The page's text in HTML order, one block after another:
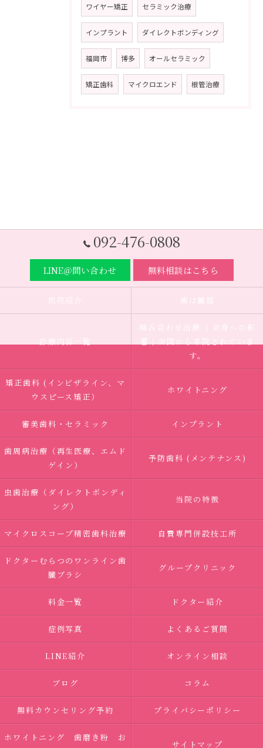
ワイヤー矯正 セラミック治療
インプラント ダイレクトボンディング
福岡市 博多 オールセラミック
矯正歯科 マイクロエンド 根管治療
092-476-0808
LINE＠問い合わせ 無料相談はこちら
医院紹介 歯は臓器
診療内容一覧
噛み合わせ治療 ｜全身への影
響｜全国から来院されていま
す。
矯正歯科 (インビザライン、マ
ウスピース矯正）
ホワイトニング
審美歯科・セラミック インプラント
歯周病治療（再生医療、エムド
ゲイン）
予防歯科 (メンテナンス)
虫歯治療（ダイレクトボンディ
ング）
当院の特徴
マイクロスコープ精密歯科治療 自費専門併設技工所
ドクターむらつのワンライン歯
臓ブラシ
グループクリニック
料金一覧 ドクター紹介
症例写真 よくあるご質問
LINE紹介 オンライン相談
ブログ コラム
無料カウンセリング予約 プライバシーポリシー
ホワイトニング 歯磨き粉 お
サイトマップ